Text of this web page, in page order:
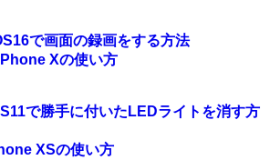
で画面の録画をする方法
Xの使い方
で勝手に付いたLEDライトを消す方
XSの使い方